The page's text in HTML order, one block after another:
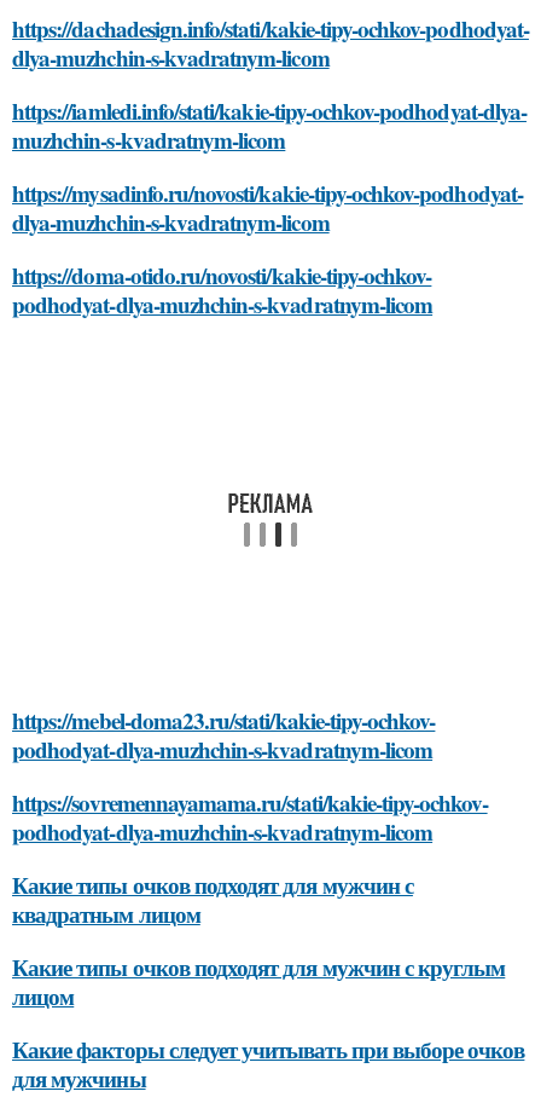
https://dachadesign.info/stati/kakie-tipy-ochkov-podhodyat-
dlya-muzhchin-s-kvadratnym-licom
https://iamledi.info/stati/kakie-tipy-ochkov-podhodyat-dlya-
muzhchin-s-kvadratnym-licom
https://mysadinfo.ru/novosti/kakie-tipy-ochkov-podhodyat-
dlya-muzhchin-s-kvadratnym-licom
https://doma-otido.ru/novosti/kakie-tipy-ochkov-
podhodyat-dlya-muzhchin-s-kvadratnym-licom
https://mebel-doma23.ru/stati/kakie-tipy-ochkov-
podhodyat-dlya-muzhchin-s-kvadratnym-licom
https://sovremennayamama.ru/stati/kakie-tipy-ochkov-
podhodyat-dlya-muzhchin-s-kvadratnym-licom
Какие типы очков подходят для мужчин с
квадратным лицом
Какие типы очков подходят для мужчин с круглым
лицом
Какие факторы следует учитывать при выборе очков
для мужчины